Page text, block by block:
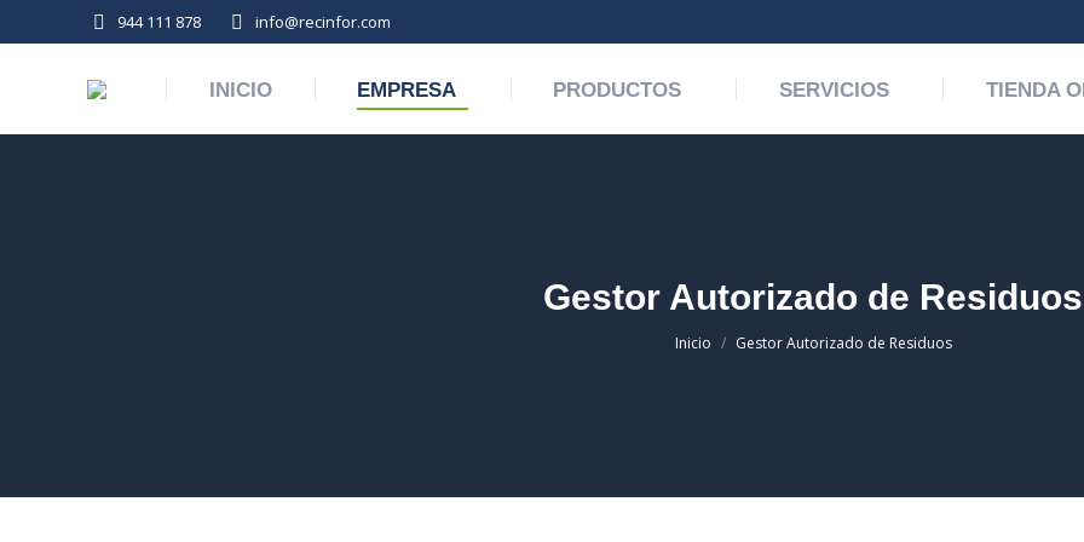
944 111 878 info@recinfor.com
INICIO EMPRESA PRODUCTOS SERVICIOS TIENDA
Gestor Autorizado de Residuos
Estás aquí:
Inicio Gestor Autorizado de Residuos